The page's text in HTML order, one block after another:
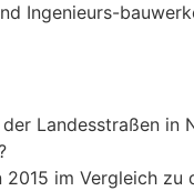
Ingenieurs-
Landesstraßen in
im Vergleich zu